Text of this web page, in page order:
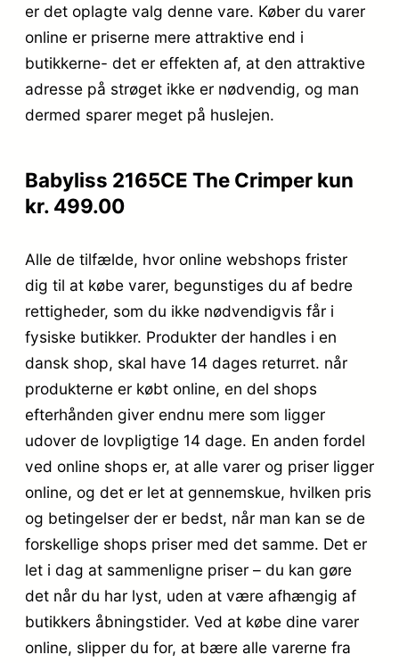
er det oplagte valg denne vare. Køber du varer
online er priserne mere attraktive end i
butikkerne- det er effekten af, at den attraktive
adresse på strøget ikke er nødvendig, og man
dermed sparer meget på huslejen.
Babyliss 2165CE The Crimper kun
kr. 499.00
Alle de tilfælde, hvor online webshops frister
dig til at købe varer, begunstiges du af bedre
rettigheder, som du ikke nødvendigvis får i
fysiske butikker. Produkter der handles i en
dansk shop, skal have 14 dages returret. når
produkterne er købt online, en del shops
efterhånden giver endnu mere som ligger
udover de lovpligtige 14 dage. En anden fordel
ved online shops er, at alle varer og priser ligger
online, og det er let at gennemskue, hvilken pris
og betingelser der er bedst, når man kan se de
forskellige shops priser med det samme. Det er
let i dag at sammenligne priser – du kan gøre
det når du har lyst, uden at være afhængig af
butikkers åbningstider. Ved at købe dine varer
online, slipper du for, at bære alle varerne fra